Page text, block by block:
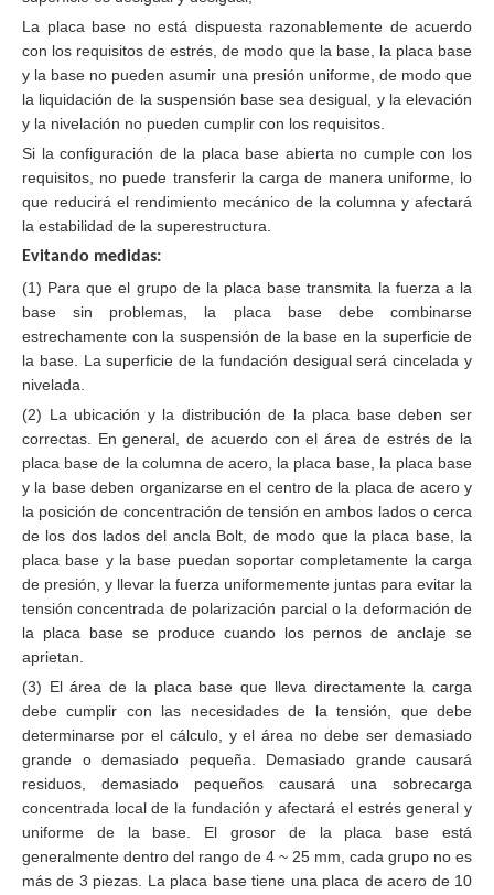
La placa base no está dispuesta razonablemente de acuerdo
con los requisitos de estrés, de modo que la base, la placa base
y la base no pueden asumir una presión uniforme, de modo que
la liquidación de la suspensión base sea desigual, y la elevación
y la nivelación no pueden cumplir con los requisitos.
Si la configuración de la placa base abierta no cumple con los
requisitos, no puede transferir la carga de manera uniforme, lo
que reducirá el rendimiento mecánico de la columna y afectará
la estabilidad de la superestructura.
Evitando medidas:
(1) Para que el grupo de la placa base transmita la fuerza a la
base sin problemas, la placa base debe combinarse
estrechamente con la suspensión de la base en la superficie de
la base. La superficie de la fundación desigual será cincelada y
nivelada.
(2) La ubicación y la distribución de la placa base deben ser
correctas. En general, de acuerdo con el área de estrés de la
placa base de la columna de acero, la placa base, la placa base
y la base deben organizarse en el centro de la placa de acero y
la posición de concentración de tensión en ambos lados o cerca
de los dos lados del ancla Bolt, de modo que la placa base, la
placa base y la base puedan soportar completamente la carga
de presión, y llevar la fuerza uniformemente juntas para evitar la
tensión concentrada de polarización parcial o la deformación de
la placa base se produce cuando los pernos de anclaje se
aprietan.
(3) El área de la placa base que lleva directamente la carga
debe cumplir con las necesidades de la tensión, que debe
determinarse por el cálculo, y el área no debe ser demasiado
grande o demasiado pequeña. Demasiado grande causará
residuos, demasiado pequeños causará una sobrecarga
concentrada local de la fundación y afectará el estrés general y
uniforme de la base. El grosor de la placa base está
generalmente dentro del rango de 4 ~ 25 mm, cada grupo no es
más de 3 piezas. La placa base tiene una placa de acero de 10